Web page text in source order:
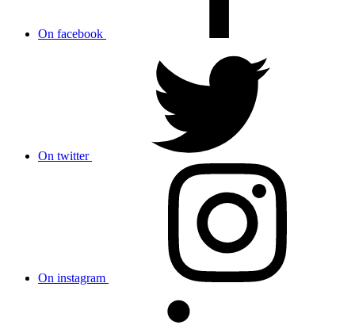
On facebook
On twitter
On instagram